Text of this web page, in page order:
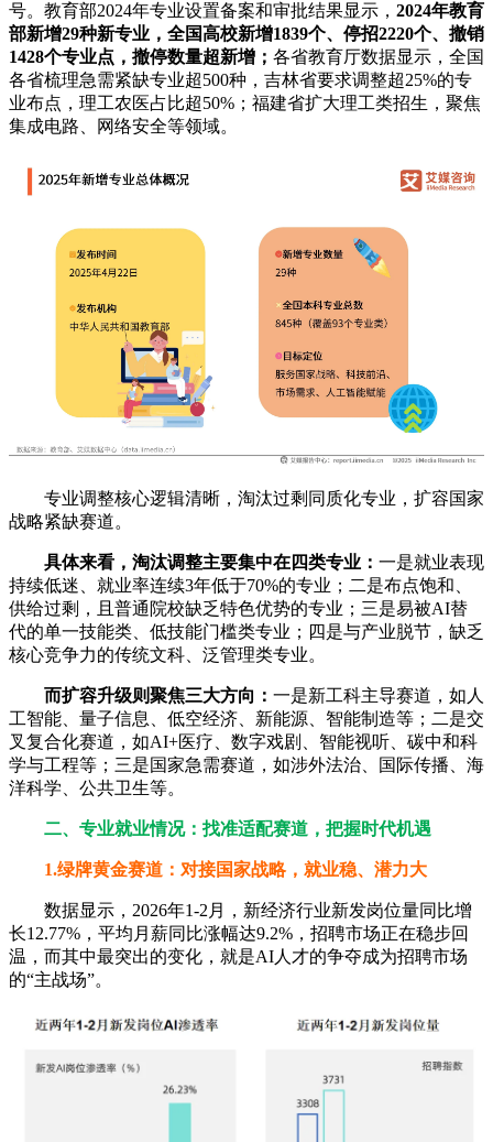
号。教育部2024年专业设置备案和审批结果显示， 2024年教育
部新增29种新专业，全国高校新增1839个、停招2220个、撤销
1428个专业点，撤停数量超新增； 各省教育厅数据显示，全国
各省梳理急需紧缺专业超500种，吉林省要求调整超25%的专
业布点，理工农医占比超50%；福建省扩大理工类招生，聚焦
集成电路、网络安全等领域。
专业调整核心逻辑清晰，淘汰过剩同质化专业，扩容国家
战略紧缺赛道。
具体来看，淘汰调整主要集中在四类专业： 一是就业表现
持续低迷、就业率连续3年低于70%的专业；二是布点饱和、
供给过剩，且普通院校缺乏特色优势的专业；三是易被AI替
代的单一技能类、低技能门槛类专业；四是与产业脱节，缺乏
核心竞争力的传统文科、泛管理类专业。
而扩容升级则聚焦三大方向： 一是新工科主导赛道，如人
工智能、量子信息、低空经济、新能源、智能制造等；二是交
叉复合化赛道，如AI+医疗、数字戏剧、智能视听、碳中和科
学与工程等；三是国家急需赛道，如涉外法治、国际传播、海
洋科学、公共卫生等。
二、专业就业情况：找准适配赛道，把握时代机遇
1.绿牌黄金赛道：对接国家战略，就业稳、潜力大
数据显示，2026年1-2月，新经济行业新发岗位量同比增
长12.77%，平均月薪同比涨幅达9.2%，招聘市场正在稳步回
温，而其中最突出的变化，就是AI人才的争夺成为招聘市场
的“主战场”。